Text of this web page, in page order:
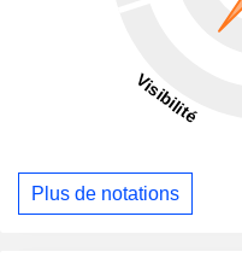
Plus de notations